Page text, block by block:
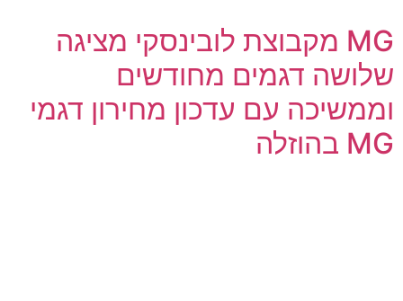
MG מקבוצת לובינסקי מציגה
שלושה דגמים מחודשים
וממשיכה עם עדכון מחירון דגמי
MG בהוזלה